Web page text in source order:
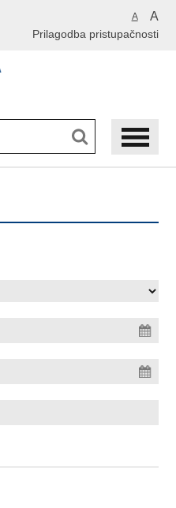
A A
Prilagodba pristupačnosti